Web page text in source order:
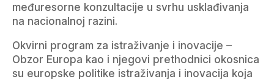
međuresorne konzultacije u svrhu usklađivanja
na nacionalnoj razini.
Okvirni program za istraživanje i inovacije –
Obzor Europa kao i njegovi prethodnici okosnica
su europske politike istraživanja i inovacija koja